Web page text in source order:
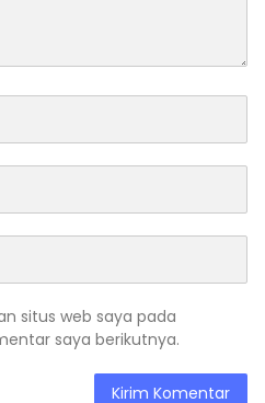
situs web saya pada
saya berikutnya.